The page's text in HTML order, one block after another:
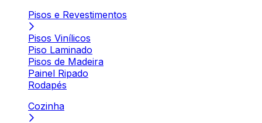
Pisos e Revestimentos
Pisos Vinílicos
Piso Laminado
Pisos de Madeira
Painel Ripado
Rodapés
Cozinha